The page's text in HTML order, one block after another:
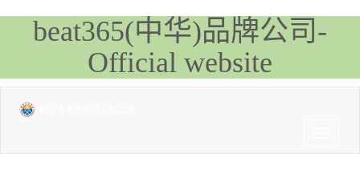
beat365(中华)品牌公司-
Official website